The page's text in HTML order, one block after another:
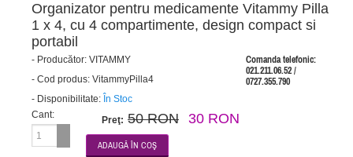
Organizator pentru medicamente Vitammy Pilla
1 x 4, cu 4 compartimente, design compact si
portabil
Comanda telefonic:
021.211.06.52 /
0727.355.790
- Producător: VITAMMY
- Cod produs: VitammyPilla4
- Disponibilitate: În Stoc
Cant:
Preţ: 50 RON 30 RON